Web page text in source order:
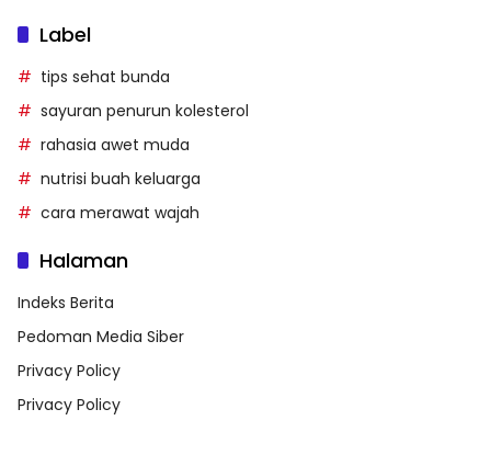
Label
tips sehat bunda
sayuran penurun kolesterol
rahasia awet muda
nutrisi buah keluarga
cara merawat wajah
Halaman
Indeks Berita
Pedoman Media Siber
Privacy Policy
Privacy Policy